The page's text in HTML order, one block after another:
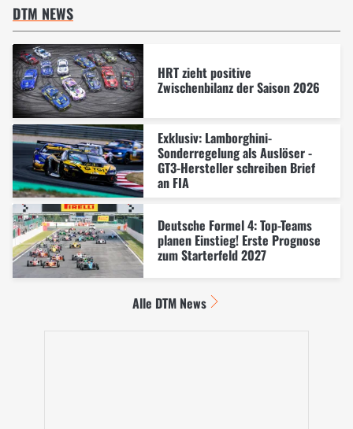
DTM NEWS
HRT zieht positive
Zwischenbilanz der Saison 2026
Exklusiv: Lamborghini-
Sonderregelung als Auslöser -
GT3-Hersteller schreiben Brief
an FIA
Deutsche Formel 4: Top-Teams
planen Einstieg! Erste Prognose
zum Starterfeld 2027
Alle DTM News